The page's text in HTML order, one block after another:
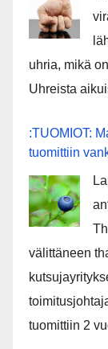
uhria, mikä
Uhreista
:TUOMIOT:
tuomittiin
välittäneen
tuomittiin 2